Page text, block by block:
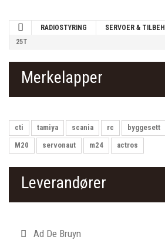
RADIOSTYRING SERVOER &
25T
Merkelapper
cti tamiya scania rc byggesett
M20
servonaut m24 actros
Leverandører
Ad De Bruyn